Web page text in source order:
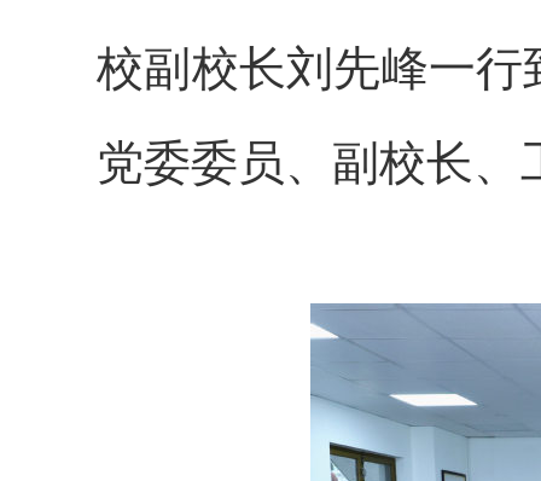
校副校长刘先峰一
党委委员、副校长